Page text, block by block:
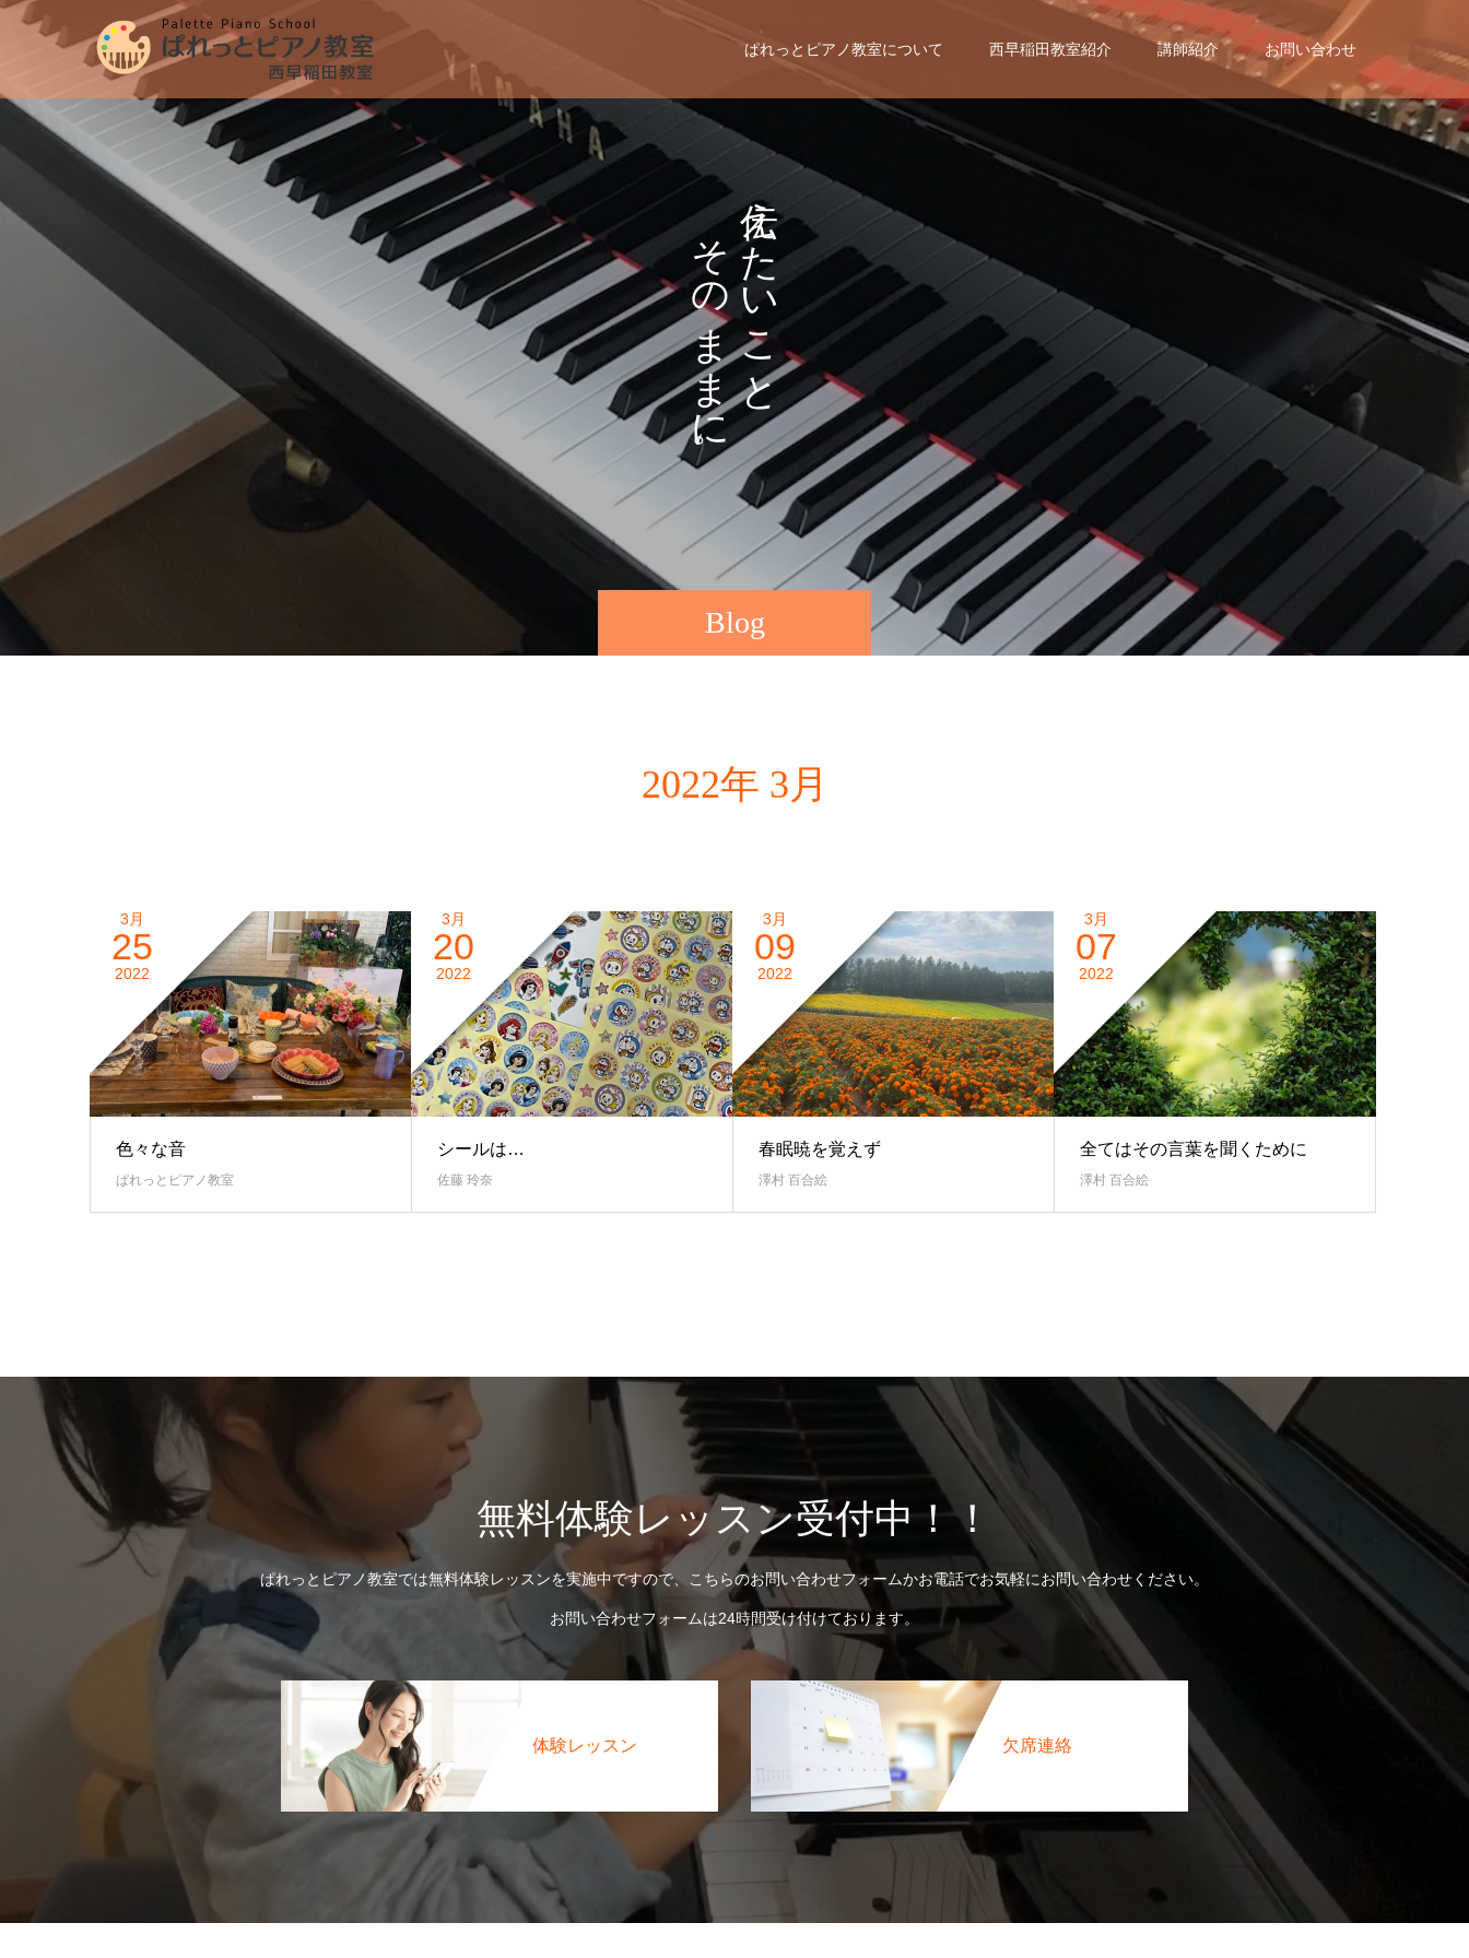
ぱれっとピアノ教室について 西早稲田教室紹介 講師紹介 お問い合わせ
Blog
え
た
い
こ
と
そ
の
ま
ま
に
。
2022年 3月
3月
25
2022
色々な音
ぱれっとピアノ教室
3月
20
2022
シールは…
佐藤 玲奈
3月
09
2022
春眠暁を覚えず
澤村 百合絵
3月
07
2022
全てはその言葉を聞くために
澤村 百合絵
無料体験レッスン受付中！！
ぱれっとピアノ教室では無料体験レッスンを実施中ですので、こちらのお問い合わせフォームかお電話でお気軽にお問い合わせください。
お問い合わせフォームは24時間受け付けております。
体験レッスン 欠席連絡